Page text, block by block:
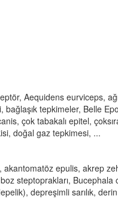
Aequidens eurviceps,
tepkimeler, Belle
çok tabakalı epitel,
doğal gaz tepkimesi, ...
akantomatöz epulis, akrep
steptoprakları, Bucephala
depreşimli sarılık,